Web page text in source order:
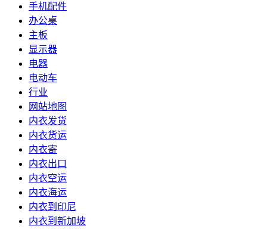
手机配件
办公桌
主板
显示器
电器
电动车
行业
网站地图
内衣发货
内衣货运
内衣寄
内衣出口
内衣空运
内衣海运
内衣到印尼
内衣到新加坡